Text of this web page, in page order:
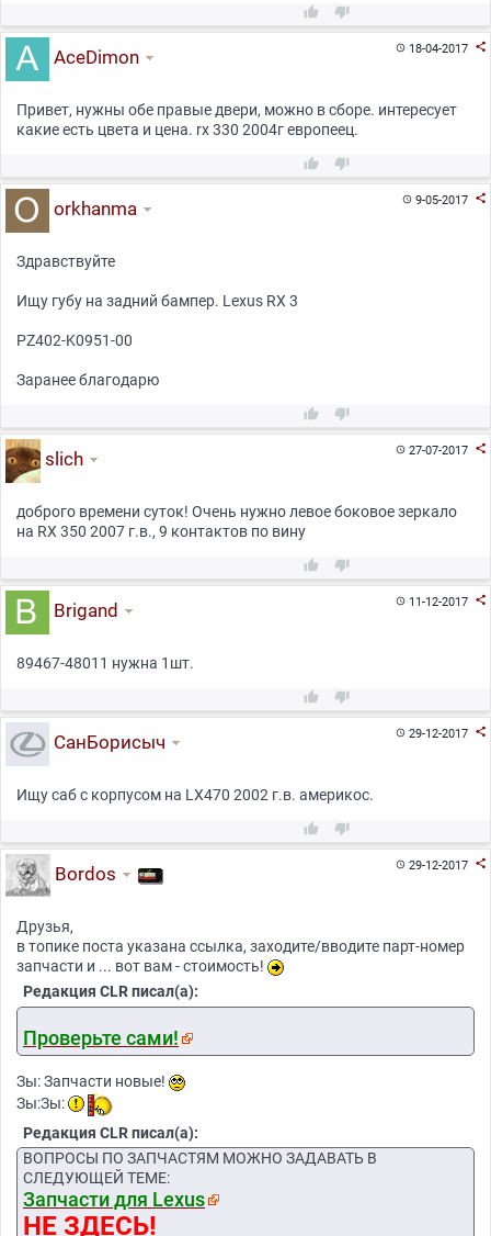
 
18-04-2017 
AceDimon
Привет, нужны обе правые двери, можно в сборе. интересует
какие есть цвета и цена. rx 330 2004г европеец.
 
9-05-2017 
orkhanma
Здравствуйте
Ищу губу на задний бампер. Lexus RX 3
PZ402-K0951-00
Заранее благодарю
 
27-07-2017 
slich
доброго времени суток! Очень нужно левое боковое зеркало
на RX 350 2007 г.в., 9 контактов по вину
 
11-12-2017 
Brigand
89467-48011 нужна 1шт.
 
29-12-2017 
СанБорисыч
Ищу саб с корпусом на LX470 2002 г.в. америкос.
 
29-12-2017 
Bordos
Друзья,
в топике поста указана ссылка, заходите/вводите парт-номер
запчасти и ... вот вам - стоимость!
Редакция CLR писал(а):
Проверьте сами!
Зы: Запчасти новые!
Зы:Зы:
Редакция CLR писал(а):
ВОПРОСЫ ПО ЗАПЧАСТЯМ МОЖНО ЗАДАВАТЬ В
СЛЕДУЮЩЕЙ ТЕМЕ:
Запчасти для Lexus
НЕ ЗДЕСЬ!